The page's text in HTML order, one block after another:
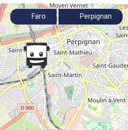
Faro Perpignan